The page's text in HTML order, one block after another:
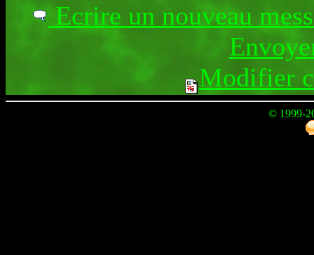
Ecrire un nouveau
Modifier
© 1999-